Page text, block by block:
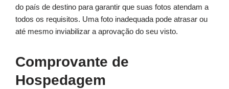
do país de destino para garantir que suas fotos atendam a
todos os requisitos. Uma foto inadequada pode atrasar ou
até mesmo inviabilizar a aprovação do seu visto.
Comprovante de
Hospedagem